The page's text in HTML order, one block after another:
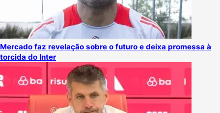
Mercado faz revelação sobre o futuro e deixa promessa à
torcida do Inter